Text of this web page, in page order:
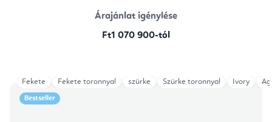
Árajánlat igénylése
Ft1 070 900-tól
Bestseller
Fekete Fekete toronnyal szürke Szürke toronnyal Ivory